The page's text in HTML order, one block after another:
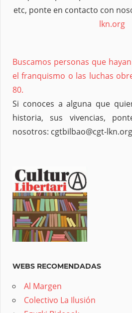
etc, ponte en contacto con
lkn.org
Buscamos personas que
el franquismo o las luchas
80.
Si conoces a alguna que
historia, sus vivencias,
nosotros: cgtbilbao@cgt-lkn.org
WEBS RECOMENDADAS
Al Margen
Colectivo La Ilusión